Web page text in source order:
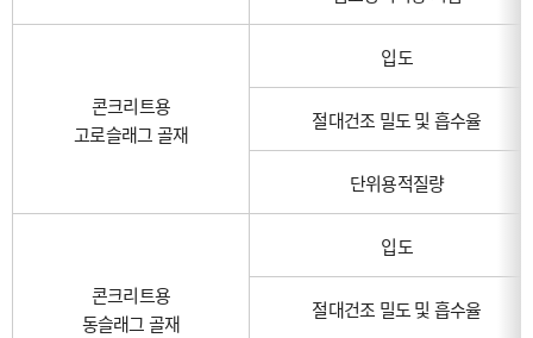
콘크리트용
고로슬래그 골재
입도
절대건조 밀도 및 흡수율
단위용적질량
콘크리트용
동슬래그 골재
입도
절대건조 밀도 및 흡수율